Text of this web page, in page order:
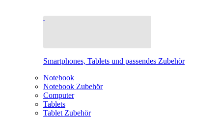
Smartphones, Tablets und passendes Zubehör
Notebook
Notebook Zubehör
Computer
Tablets
Tablet Zubehör